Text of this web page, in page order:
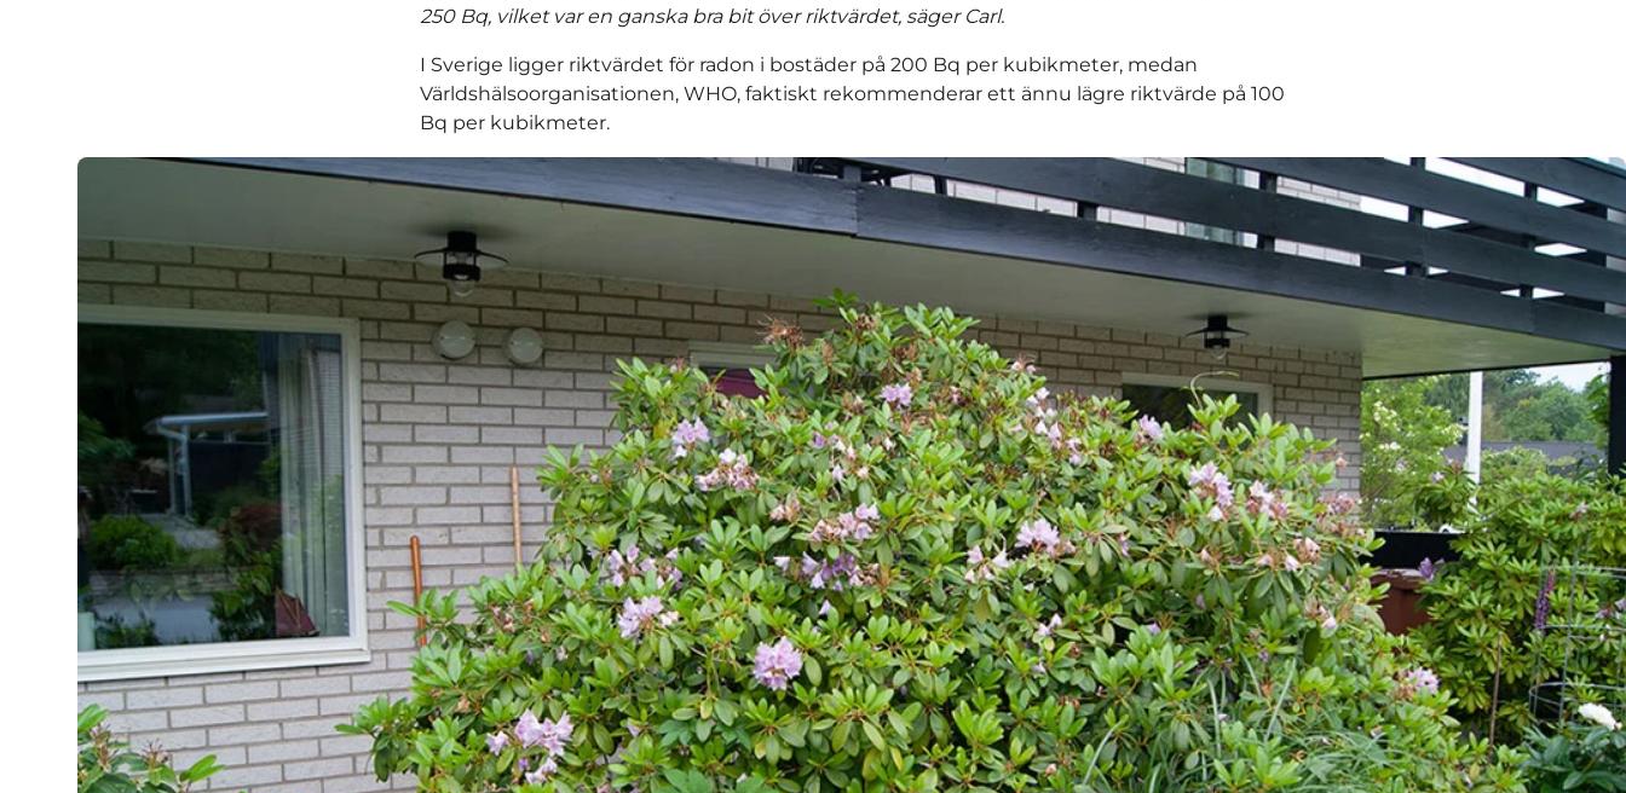
250 Bq, vilket var en ganska bra bit över riktvärdet, säger Carl.
I Sverige ligger riktvärdet för radon i bostäder på 200 Bq per kubikmeter, medan
Världshälsoorganisationen, WHO, faktiskt rekommenderar ett ännu lägre riktvärde på 100
Bq per kubikmeter.